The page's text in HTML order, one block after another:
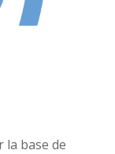
la base de